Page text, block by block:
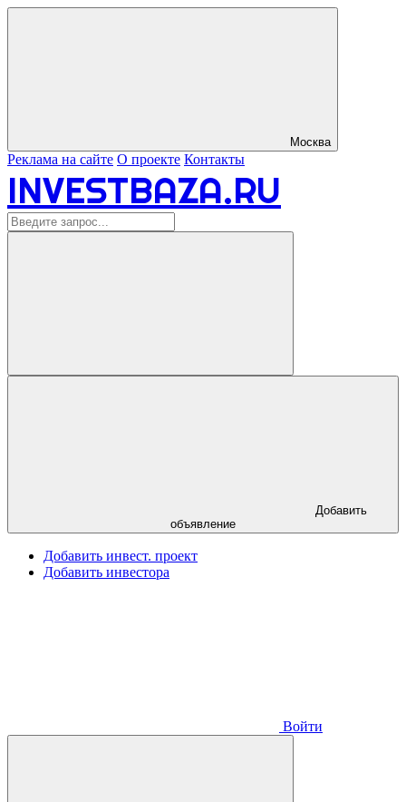
Москва
Реклама на сайте О проекте Контакты
INVESTBAZA.RU
объявление
Добавить инвест. проект
Добавить инвестора
Войти